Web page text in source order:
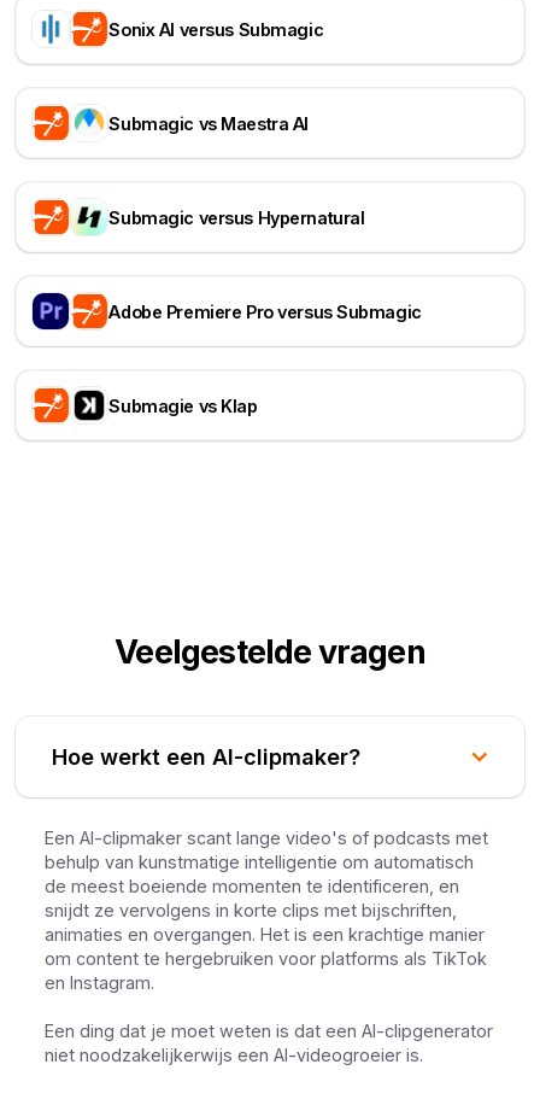
Sonix AI versus Submagic
Submagic vs Maestra AI
Submagic versus Hypernatural
Adobe Premiere Pro versus Submagic
Submagie vs Klap
Veelgestelde vragen
Hoe werkt een AI-clipmaker?
Een AI-clipmaker scant lange video's of podcasts met
behulp van kunstmatige intelligentie om automatisch
de meest boeiende momenten te identificeren, en
snijdt ze vervolgens in korte clips met bijschriften,
animaties en overgangen. Het is een krachtige manier
om content te hergebruiken voor platforms als TikTok
en Instagram.
Een ding dat je moet weten is dat een AI-clipgenerator
niet noodzakelijkerwijs een AI-videogroeier is.